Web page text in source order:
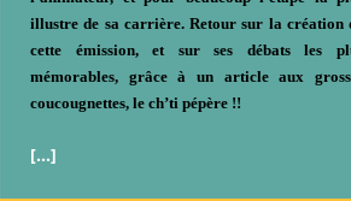
illustre de sa carrière. Retour sur la création
cette émission, et sur ses débats les
mémorables, grâce à un article aux
coucougnettes, le ch’ti pépère !!
[…]